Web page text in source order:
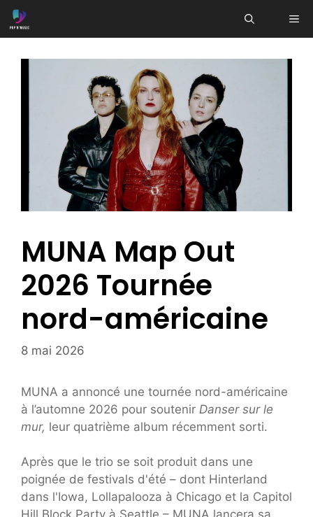
Aller
au
MUNA Map Out
2026 Tournée
nord-américaine
8 mai 2026
MUNA a annoncé une tournée nord-américaine
à l’automne 2026 pour soutenir Danser sur le
mur, leur quatrième album récemment sorti.
Après que le trio se soit produit dans une
poignée de festivals d'été – dont Hinterland
dans l'Iowa, Lollapalooza à Chicago et la Capitol